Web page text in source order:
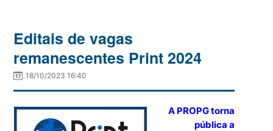
Editais de vagas
remanescentes Print 2024
18/10/2023 16:40
A PROPG torna
pública a